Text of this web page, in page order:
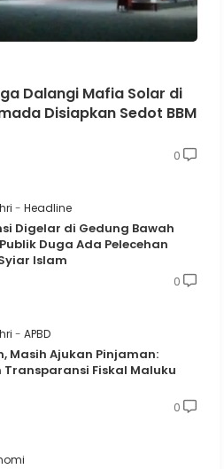
Dalangi Mafia Solar di
Disiapkan Sedot BBM
0
Headline
Digelar di Gedung Bawah
Duga Ada Pelecehan
Islam
0
APBD
Masih Ajukan Pinjaman:
Fiskal Maluku
0